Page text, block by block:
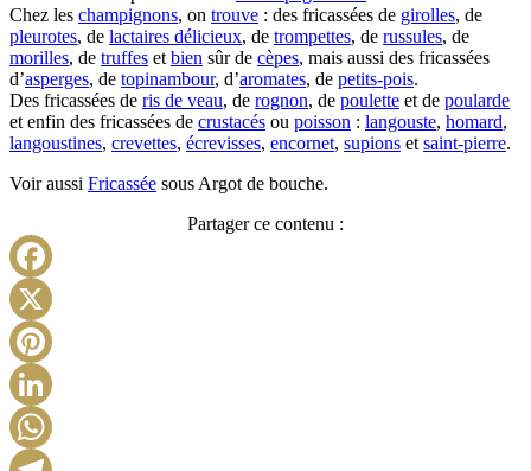
Chez les champignons, on trouve : des fricassées de girolles, de
pleurotes, de lactaires délicieux, de trompettes, de russules, de
morilles, de truffes et bien sûr de cèpes, mais aussi des fricassées
d’asperges, de topinambour, d’aromates, de petits-pois.
Des fricassées de ris de veau, de rognon, de poulette et de poularde
et enfin des fricassées de crustacés ou poisson : langouste, homard,
langoustines, crevettes, écrevisses, encornet, supions et saint-pierre.
Voir aussi Fricassée sous Argot de bouche.
Partager ce contenu :